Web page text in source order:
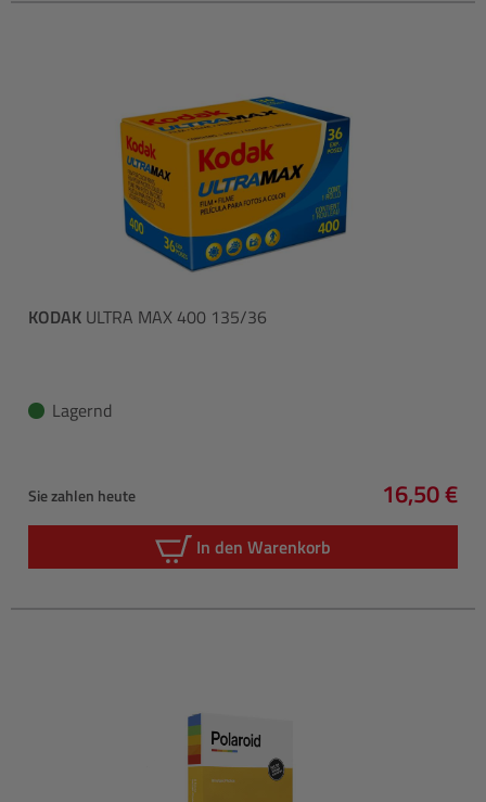
KODAK ULTRA MAX 400 135/36
Lagernd
Sie zahlen heute 16,50 €
In den Warenkorb